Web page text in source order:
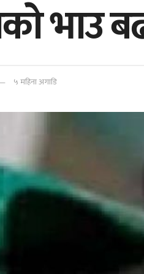
भाउ
५ महिना अगाडि